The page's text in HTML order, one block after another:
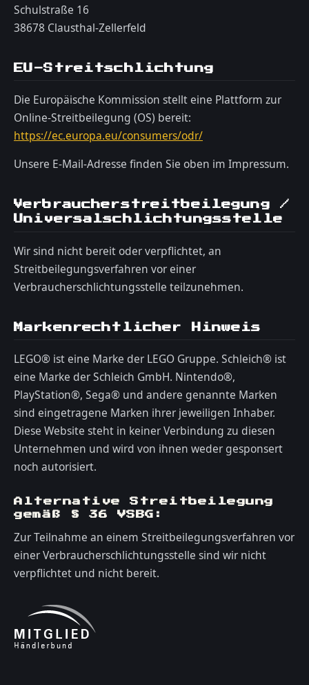
Schulstraße 16
38678 Clausthal-Zellerfeld
EU-Streitschlichtung
Die Europäische Kommission stellt eine Plattform zur
Online-Streitbeilegung (OS) bereit:
https://ec.europa.eu/consumers/odr/
Unsere E-Mail-Adresse finden Sie oben im Impressum.
Verbraucherstreitbeilegung /
Universalschlichtungsstelle
Wir sind nicht bereit oder verpflichtet, an
Streitbeilegungsverfahren vor einer
Verbraucherschlichtungsstelle teilzunehmen.
Markenrechtlicher Hinweis
LEGO® ist eine Marke der LEGO Gruppe. Schleich® ist
eine Marke der Schleich GmbH. Nintendo®,
PlayStation®, Sega® und andere genannte Marken
sind eingetragene Marken ihrer jeweiligen Inhaber.
Diese Website steht in keiner Verbindung zu diesen
Unternehmen und wird von ihnen weder gesponsert
noch autorisiert.
Alternative Streitbeilegung
gemäß § 36 VSBG:
Zur Teilnahme an einem Streitbeilegungsverfahren vor
einer Verbraucherschlichtungsstelle sind wir nicht
verpflichtet und nicht bereit.